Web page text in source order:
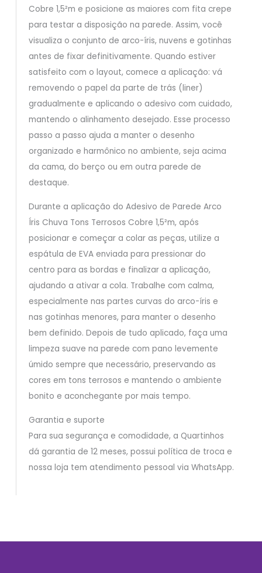
Cobre 1,5²m e posicione as maiores com fita crepe
para testar a disposição na parede. Assim, você
visualiza o conjunto de arco-íris, nuvens e gotinhas
antes de fixar definitivamente. Quando estiver
satisfeito com o layout, comece a aplicação: vá
removendo o papel da parte de trás (liner)
gradualmente e aplicando o adesivo com cuidado,
mantendo o alinhamento desejado. Esse processo
passo a passo ajuda a manter o desenho
organizado e harmônico no ambiente, seja acima
da cama, do berço ou em outra parede de
destaque.
Durante a aplicação do Adesivo de Parede Arco
Íris Chuva Tons Terrosos Cobre 1,5²m, após
posicionar e começar a colar as peças, utilize a
espátula de EVA enviada para pressionar do
centro para as bordas e finalizar a aplicação,
ajudando a ativar a cola. Trabalhe com calma,
especialmente nas partes curvas do arco-íris e
nas gotinhas menores, para manter o desenho
bem definido. Depois de tudo aplicado, faça uma
limpeza suave na parede com pano levemente
úmido sempre que necessário, preservando as
cores em tons terrosos e mantendo o ambiente
bonito e aconchegante por mais tempo.
Garantia e suporte
Para sua segurança e comodidade, a Quartinhos
dá garantia de 12 meses, possui política de troca e
nossa loja tem atendimento pessoal via WhatsApp.